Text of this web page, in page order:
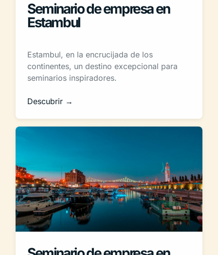
Seminario de empresa en
Estambul
Estambul, en la encrucijada de los
continentes, un destino excepcional para
seminarios inspiradores.
Descubrir →